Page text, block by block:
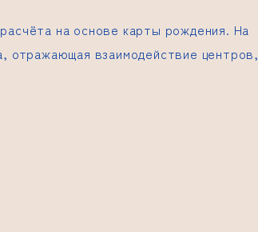
на основе карты рождения. На
отражающая взаимодействие центров,